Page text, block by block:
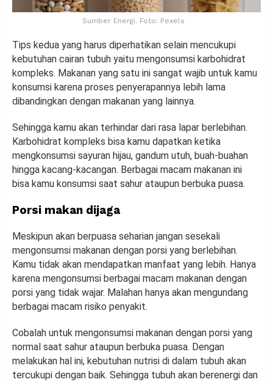
Sumber Energi. Foto: Pexels
Tips kedua yang harus diperhatikan selain mencukupi
kebutuhan cairan tubuh yaitu mengonsumsi karbohidrat
kompleks. Makanan yang satu ini sangat wajib untuk kamu
konsumsi karena proses penyerapannya lebih lama
dibandingkan dengan makanan yang lainnya.
Sehingga kamu akan terhindar dari rasa lapar berlebihan.
Karbohidrat kompleks bisa kamu dapatkan ketika
mengkonsumsi sayuran hijau, gandum utuh, buah-buahan
hingga kacang-kacangan. Berbagai macam makanan ini
bisa kamu konsumsi saat sahur ataupun berbuka puasa.
Porsi makan dijaga
Meskipun akan berpuasa seharian jangan sesekali
mengonsumsi makanan dengan porsi yang berlebihan.
Kamu tidak akan mendapatkan manfaat yang lebih. Hanya
karena mengonsumsi berbagai macam makanan dengan
porsi yang tidak wajar. Malahan hanya akan mengundang
berbagai macam risiko penyakit.
Cobalah untuk mengonsumsi makanan dengan porsi yang
normal saat sahur ataupun berbuka puasa. Dengan
melakukan hal ini, kebutuhan nutrisi di dalam tubuh akan
tercukupi dengan baik. Sehingga tubuh akan berenergi dan